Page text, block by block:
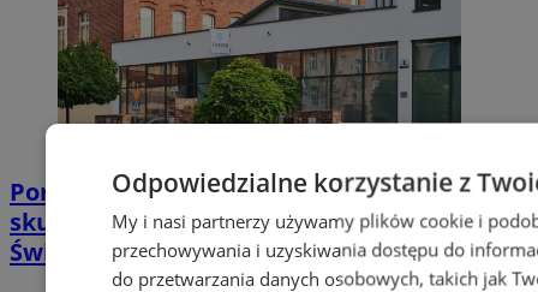
Poradnia leczenia ran przewlekłych -
skuteczna terapia trudno gojących się ran |
Świętochłowice
Odpowiedzialne korzystanie z
My i nasi partnerzy używamy plików cookie i
przechowywania i uzyskiwania dostępu do
do przetwarzania danych osobowych, takich jak